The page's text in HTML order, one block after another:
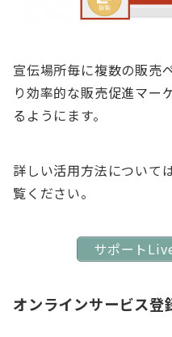
宣伝場所毎に複数の販売
り効率的な販売促進マー
るようにます。
詳しい活用方法について
覧ください。
サポート
オンラインサービス登